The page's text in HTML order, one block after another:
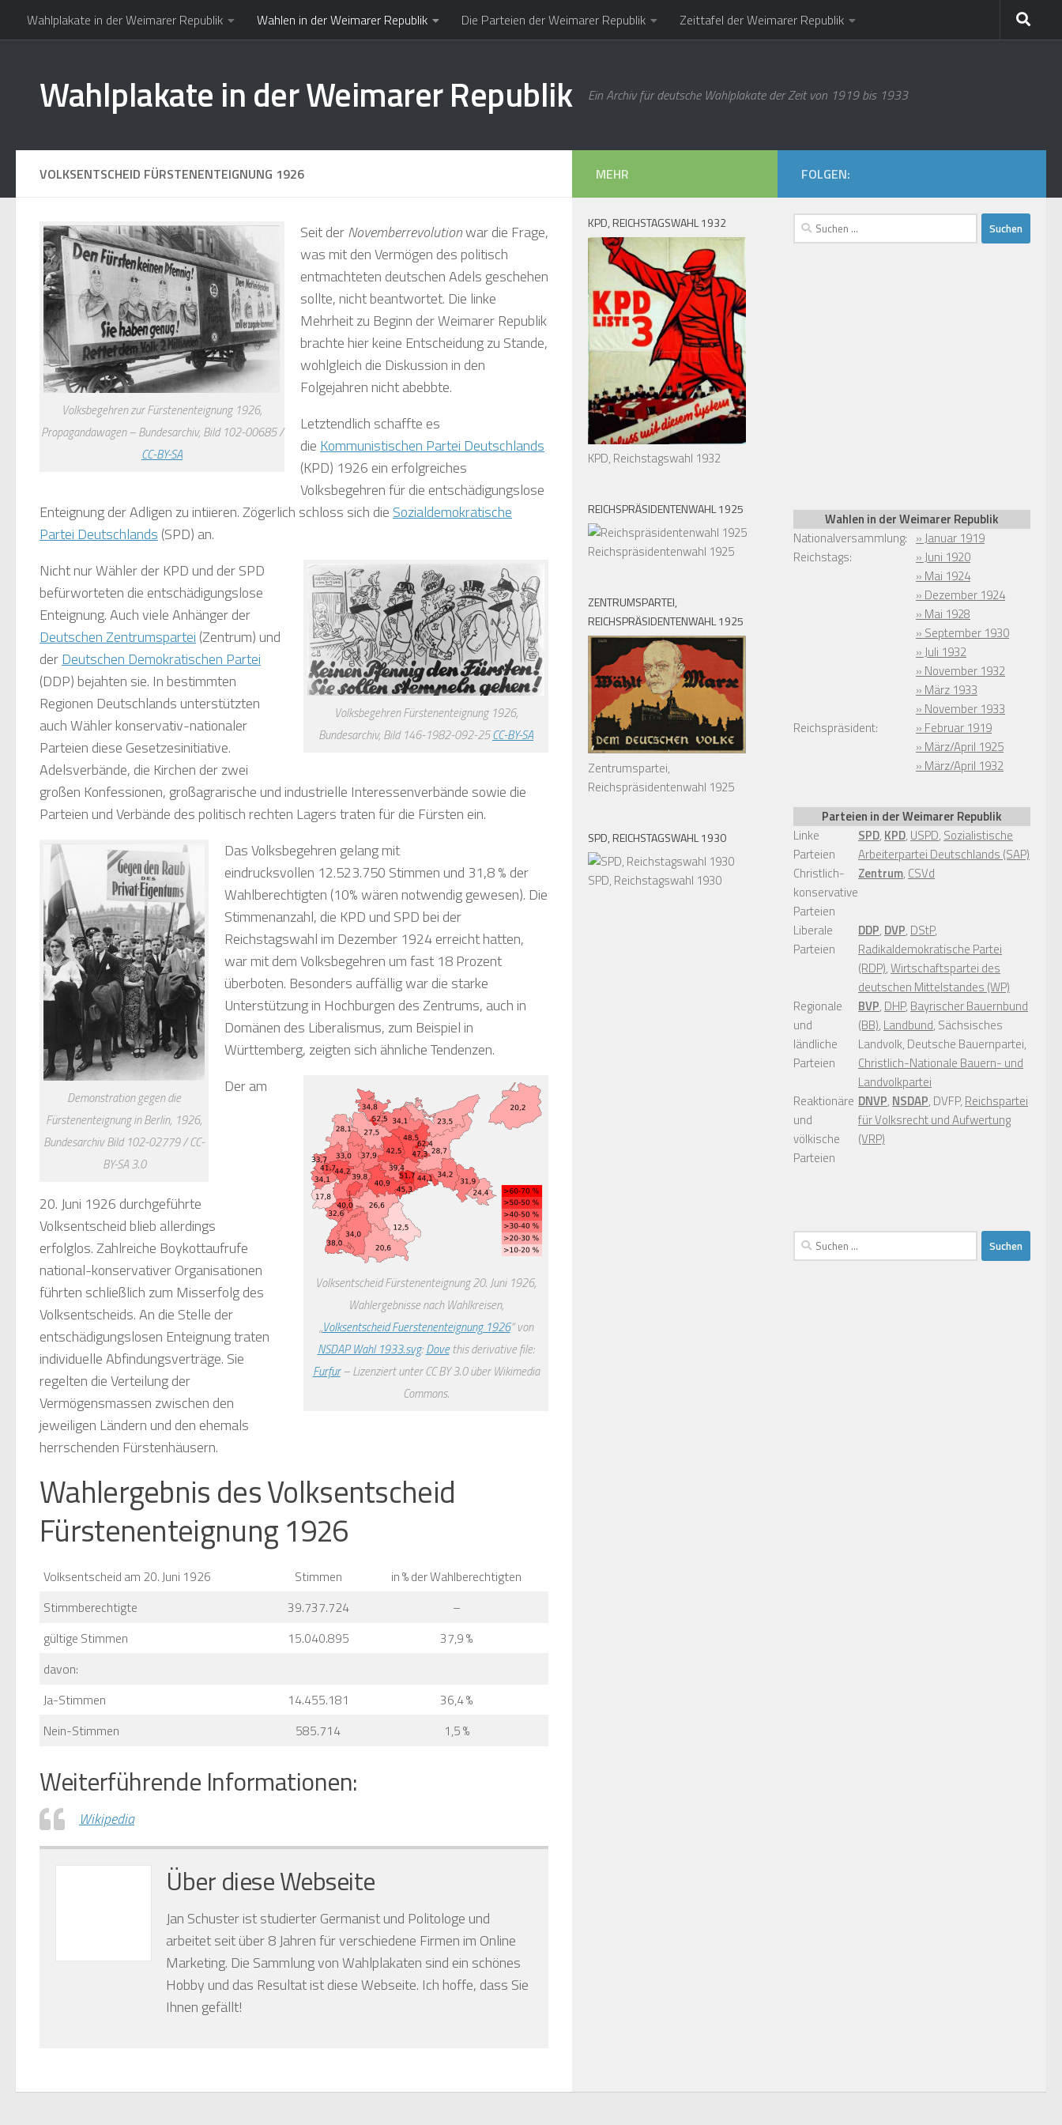
Zum Inhalt springen
Wahlplakate in der Weimarer Republik Wahlen in der Weimarer Republik Die Parteien der Weimarer Republik Zeittafel der Weimarer Republik
Wahlplakate in der Weimarer Republik Ein Archiv für deutsche Wahlplakate der Zeit von 1919 bis 1933
VOLKSENTSCHEID FÜRSTENENTEIGNUNG 1926
Volksbegehren zur Fürstenenteignung 1926,
Propagandawagen – Bundesarchiv, Bild 102-00685 /
CC-BY-SA
Seit derNovemberrevolutionwar die Frage,
was mit den Vermögen des politisch
entmachteten deutschen Adels geschehen
sollte, nicht beantwortet. Die linke
Mehrheit zu Beginn der Weimarer Republik
brachte hier keine Entscheidung zu Stande,
wohlgleich die Diskussion in den
Folgejahren nicht abebbte.
Letztendlich schaffte es
die Kommunistischen Partei Deutschlands
(KPD) 1926 ein erfolgreiches
Volksbegehren für die entschädigungslose
Enteignung der Adligen zu intiieren. Zögerlich schloss sich die Sozialdemokratische
Partei Deutschlands (SPD) an.
Volksbegehren Fürstenenteignung 1926,
Bundesarchiv, Bild 146-1982-092-25CC-BY-SA
Nicht nur Wähler der KPD und der SPD
befürworteten die entschädigungslose
Enteignung. Auch viele Anhänger der
Deutschen Zentrumspartei (Zentrum) und
derDeutschen Demokratischen Partei
(DDP) bejahten sie. In bestimmten
Regionen Deutschlands unterstützten
auch Wähler konservativ-nationaler
Parteien diese Gesetzesinitiative.
Adelsverbände, die Kirchen der zwei
großen Konfessionen, großagrarische und industrielle Interessenverbände sowie die
Parteien und Verbände des politisch rechten Lagers traten für die Fürsten ein.
Demonstration gegen die
Fürstenenteignung in Berlin, 1926,
Bundesarchiv Bild 102-02779 / CC-
BY-SA 3.0
Das Volksbegehren gelang mit
eindrucksvollen 12.523.750 Stimmen und 31,8 % der
Wahlberechtigten (10% wären notwendig gewesen). Die
Stimmenanzahl, die KPD und SPD bei der
Reichstagswahl im Dezember 1924 erreicht hatten,
war mit dem Volksbegehren um fast 18 Prozent
überboten. Besonders auffällig war die starke
Unterstützung in Hochburgen des Zentrums, auch in
Domänen des Liberalismus, zum Beispiel in
Württemberg, zeigten sich ähnliche Tendenzen.
Volksentscheid Fürstenenteignung 20. Juni 1926,
Wahlergebnisse nach Wahlkreisen,
„Volksentscheid Fuerstenenteignung 1926“ von
NSDAP Wahl 1933.svg:Dovethis derivative file:
Furfur– Lizenziert unter CC BY 3.0 über Wikimedia
Commons.
Der am
20. Juni 1926 durchgeführte
Volksentscheid blieb allerdings
erfolglos. Zahlreiche Boykottaufrufe
national-konservativer Organisationen
führten schließlich zum Misserfolg des
Volksentscheids. An die Stelle der
entschädigungslosen Enteignung traten
individuelle Abfindungsverträge. Sie
regelten die Verteilung der
Vermögensmassen zwischen den
jeweiligen Ländern und den ehemals
herrschenden Fürstenhäusern.
Wahlergebnis des Volksentscheid
Fürstenenteignung 1926
Volksentscheid am 20. Juni 1926 Stimmen
in % der Wahlberechtigten
Stimmberechtigte
39.737.724
–
gültige Stimmen
15.040.895
37,9 %
davon:
Ja-Stimmen
14.455.181
36,4 %
Nein-Stimmen
585.714 1,5 %
Weiterführende Informationen:
Wikipedia
Über diese Webseite
Jan Schuster ist studierter Germanist und Politologe und
arbeitet seit über 8 Jahren für verschiedene Firmen im Online
Marketing. Die Sammlung von Wahlplakaten sind ein schönes
Hobby und das Resultat ist diese Webseite. Ich hoffe, dass Sie
Ihnen gefällt!
FOLGEN:
Suchen
nach:
Wahlen in der Weimarer Republik
Nationalversammlung: » Januar 1919
Reichstags:
» Juni 1920
» Mai 1924
» Dezember 1924
» Mai 1928
» September 1930
» Juli 1932
» November 1932
» März 1933
» November 1933
Reichspräsident:
» Februar 1919
» März/April 1925
» März/April 1932
Parteien in der Weimarer Republik
Linke
Parteien
SPD, KPD, USPD, Sozialistische
Arbeiterpartei Deutschlands (SAP)
Christlich-
konservative
Parteien
Zentrum, CSVd
Liberale
Parteien
DDP, DVP, DStP,
Radikaldemokratische Partei
(RDP),Wirtschaftspartei des
deutschen Mittelstandes (WP)
Regionale
und
ländliche
Parteien
BVP, DHP, Bayrischer Bauernbund
(BB), Landbund, Sächsisches
Landvolk, Deutsche Bauernpartei,
Christlich-Nationale Bauern- und
Landvolkpartei
Reaktionäre
und
völkische
Parteien
DNVP, NSDAP, DVFP, Reichspartei
für Volksrecht und Aufwertung
(VRP)
Suchen
nach:
MEHR
KPD, REICHSTAGSWAHL 1932
KPD, Reichstagswahl 1932
REICHSPRÄSIDENTENWAHL 1925
Reichspräsidentenwahl 1925
ZENTRUMSPARTEI,
REICHSPRÄSIDENTENWAHL 1925
Zentrumspartei,
Reichspräsidentenwahl 1925
SPD, REICHSTAGSWAHL 1930
SPD, Reichstagswahl 1930